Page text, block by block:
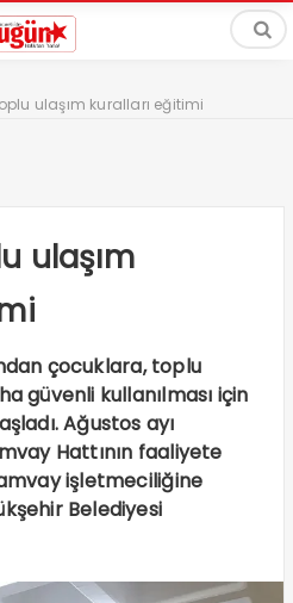
ulaşım kuralları eğitimi
ulaşım
çocuklara, toplu
güvenli kullanılması için
Ağustos ayı
Hattının faaliyete
işletmeciliğine
Belediyesi